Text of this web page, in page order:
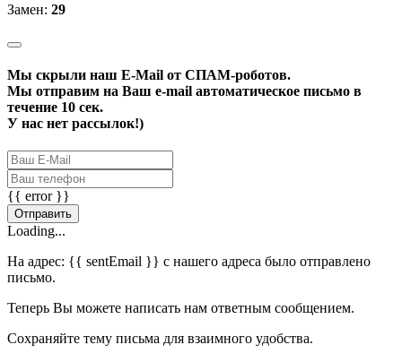
Замен: 29
Мы скрыли наш E-Mail от СПАМ-роботов.
Мы отправим на Ваш e-mail автоматическое письмо в
течение 10 сек.
У нас нет рассылок!)
{{ error }}
Отправить
Loading...
На адрес: {{ sentEmail }} с нашего адреса было отправлено
письмо.
Теперь Вы можете написать нам ответным сообщением.
Сохраняйте тему письма для взаимного удобства.